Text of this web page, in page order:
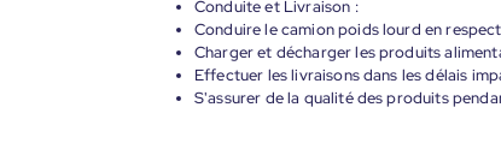
Conduite et Livraison :
Conduire le camion poids lourd en
Charger et décharger les produits
Effectuer les livraisons dans les délais
S'assurer de la qualité des produits